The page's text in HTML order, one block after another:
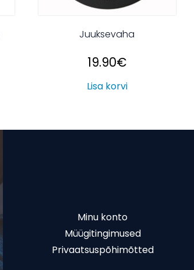
Juuksevaha
19.90€
Lisa korvi
Minu konto
Müügitingimused
Privaatsuspõhimõtted